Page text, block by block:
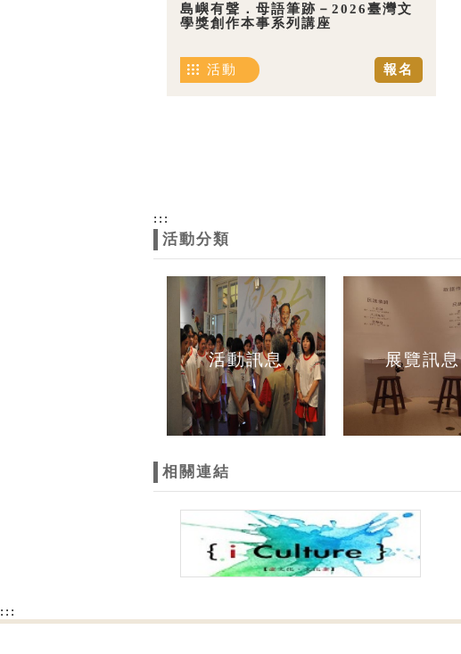
島嶼有聲．母語筆跡－2026臺灣文
學獎創作本事系列講座
報名
活動
:::
活動分類
活動訊息 展覽訊息
相關連結
:::